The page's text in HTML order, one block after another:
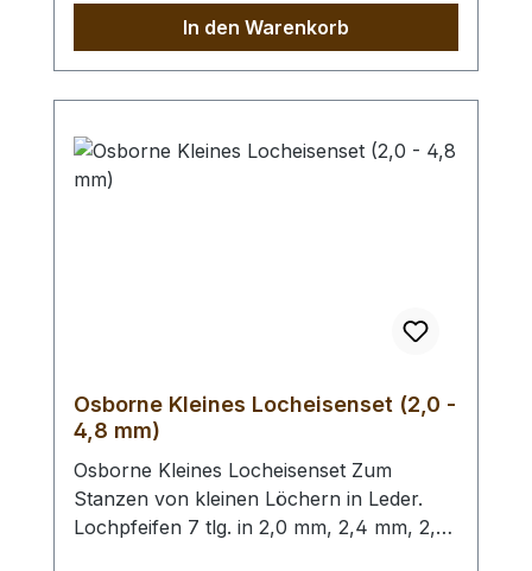
Kunststoffgriffen. Höchste Qualität,
patentrechtlich geschützt, hergestellt in
Remscheid / Deutschland. Mit der aktiven
Kraftersparnis von ca. 70 %. Zum Lochen
von Leder und ähnlichen starken und
In den Warenkorb
Osborne Kleines Locheisenset (2,0 -
4,8 mm)
Osborne Kleines Locheisenset Zum
Stanzen von kleinen Löchern in Leder.
Lochpfeifen 7 tlg. in 2,0 mm, 2,4 mm, 2,8